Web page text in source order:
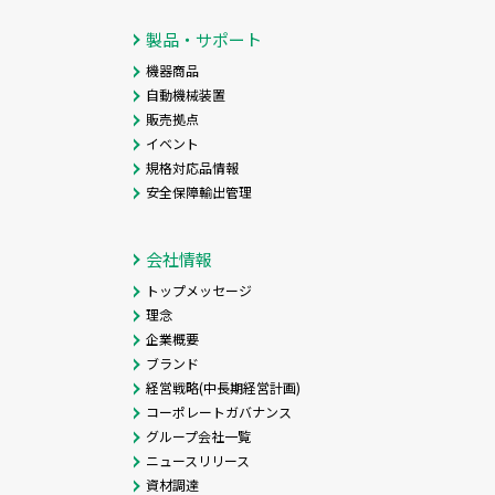
製品・サポート
機器商品
自動機械装置
販売拠点
イベント
規格対応品情報
安全保障輸出管理
会社情報
トップメッセージ
理念
企業概要
ブランド
経営戦略(中長期経営計画)
コーポレートガバナンス
グループ会社一覧
ニュースリリース
資材調達